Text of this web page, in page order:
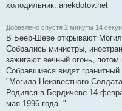
холодильник. anekdotov.net
Добавлено спустя 2 минуты 14
В Беер-Шеве открывают
Собрались министры,
зажигают вечный огонь,
Собравшиеся видят
"Могила Неизвестного
Родился в Бердичеве 14
мая 1996 года. "